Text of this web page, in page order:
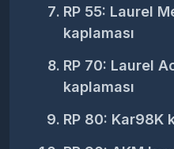
RP 55: Laurel
kaplaması
RP 70: Laurel
kaplaması
RP 80: Kar98K